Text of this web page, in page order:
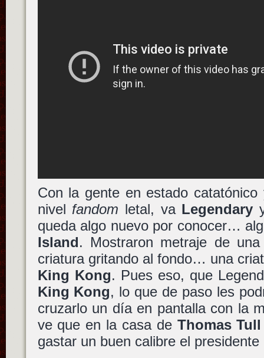
Con la gente en estado
nivel fandom letal, va Legendary
queda algo nuevo por conocer…
Island. Mostraron metraje de
criatura gritando al fondo… una
King Kong. Pues eso, que
King Kong, lo que de paso les
cruzarlo un día en pantalla con la
ve que en la casa de Thomas Tull
gastar un buen calibre el presidente